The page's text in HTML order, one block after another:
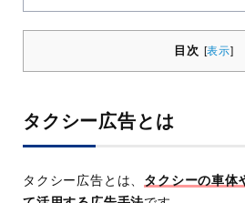
目次 [表示]
タクシー広告とは
タクシー広告とは、 タクシーの車体